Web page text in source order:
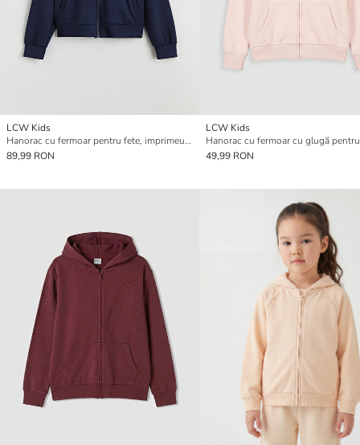
LCW Kids
Hanorac cu fermoar pentru fete, imprimeu Stitch, material moale la atingere
89,99 RON
LCW Kids
Hanorac cu fermoar cu glugă
49,99 RON